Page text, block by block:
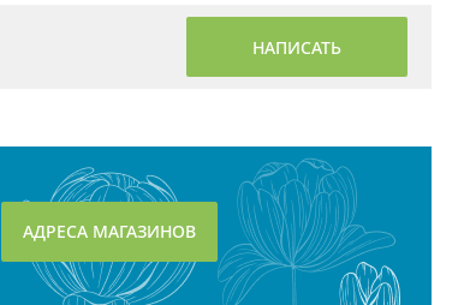
НАПИСАТЬ
АДРЕСА МАГАЗИНОВ